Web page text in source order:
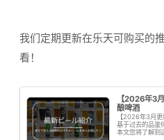
我们定期更新在乐天可购买的
看！
【2026年3
酿啤酒
【2026年3月
基于过去的品鉴
本文您将了解到